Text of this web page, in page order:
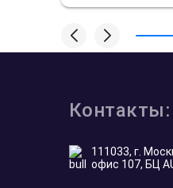
Контакты:
111033, г.
офис 107, БЦ